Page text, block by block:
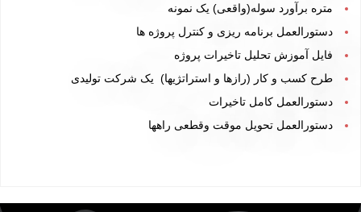
متره برآورد سوله(واقعی) یک نمونه
دستورالعمل برنامه ریزی و کنترل پروژه ها
فایل آموزش تحلیل تاخیرات پروژه
طرح کسب و کار (رازها و استراتژیها)
یک شرکت تولیدی
دستورالعمل کامل تاخيرات
دستورالعمل تحویل موقت وقطعی راهها